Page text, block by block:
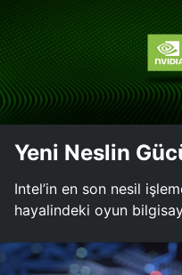
Yeni Neslin
Intel’in en son nesil
hayalindeki oyun